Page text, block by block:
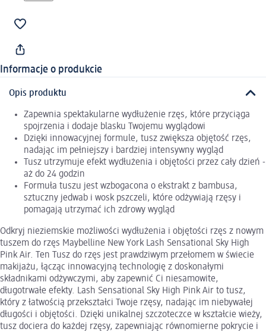
Informacje o produkcie
Opis produktu
Zapewnia spektakularne wydłużenie rzęs, które przyciąga
spojrzenia i dodaje blasku Twojemu wyglądowi
Dzięki innowacyjnej formule, tusz zwiększa objętość rzęs,
nadając im pełniejszy i bardziej intensywny wygląd
Tusz utrzymuje efekt wydłużenia i objętości przez cały dzień -
aż do 24 godzin
Formuła tuszu jest wzbogacona o ekstrakt z bambusa,
sztuczny jedwab i wosk pszczeli, które odżywiają rzęsy i
pomagają utrzymać ich zdrowy wygląd
Odkryj nieziemskie możliwości wydłużenia i objętości rzęs z nowym
tuszem do rzęs Maybelline New York Lash Sensational Sky High
Pink Air. Ten Tusz do rzęs jest prawdziwym przełomem w świecie
makijażu, łącząc innowacyjną technologię z doskonałymi
składnikami odżywczymi, aby zapewnić Ci niesamowite,
długotrwałe efekty. Lash Sensational Sky High Pink Air to tusz,
który z łatwością przekształci Twoje rzęsy, nadając im niebywałej
długości i objętości. Dzięki unikalnej szczoteczce w kształcie wieży,
tusz dociera do każdej rzęsy, zapewniając równomierne pokrycie i